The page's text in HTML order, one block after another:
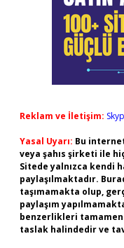
Reklam ve İletişim:
Yasal Uyarı: Bu
veya şahıs şirketi ile
Sitede yalnızca kendi
paylaşılmaktadır.
taşımamakta olup,
paylaşım
benzerlikleri
taslak halindedir ve